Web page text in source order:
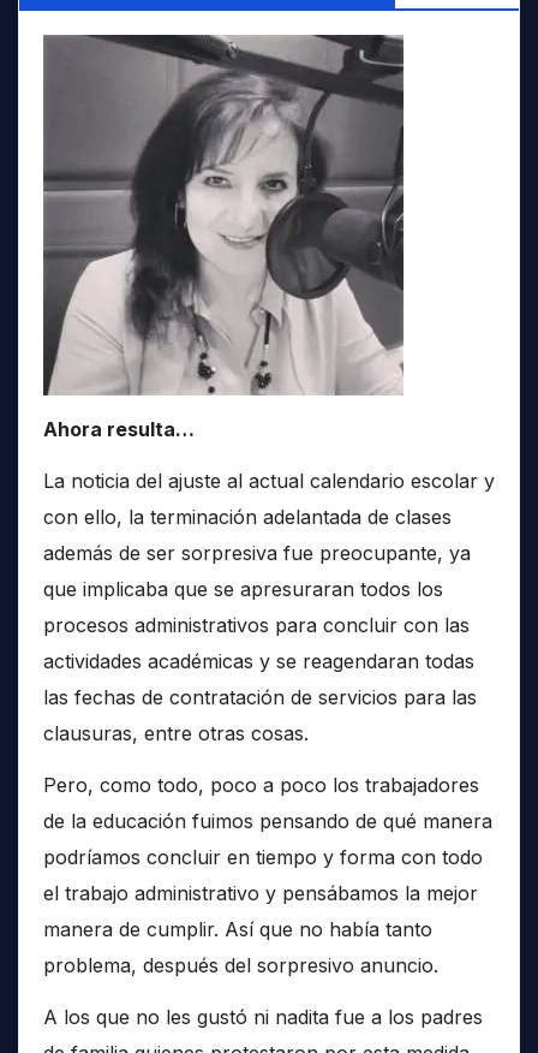
Ahora resulta…
La noticia del ajuste al actual calendario escolar y
con ello, la terminación adelantada de clases
además de ser sorpresiva fue preocupante, ya
que implicaba que se apresuraran todos los
procesos administrativos para concluir con las
actividades académicas y se reagendaran todas
las fechas de contratación de servicios para las
clausuras, entre otras cosas.
Pero, como todo, poco a poco los trabajadores
de la educación fuimos pensando de qué manera
podríamos concluir en tiempo y forma con todo
el trabajo administrativo y pensábamos la mejor
manera de cumplir. Así que no había tanto
problema, después del sorpresivo anuncio.
A los que no les gustó ni nadita fue a los padres